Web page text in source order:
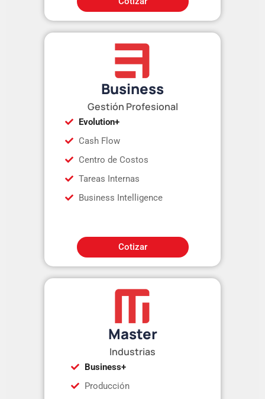
Business
Gestión Profesional
Evolution+
Cash Flow
Centro de Costos
Tareas Internas
Business Intelligence
Cotizar
Master
Industrias
Business+
Producción